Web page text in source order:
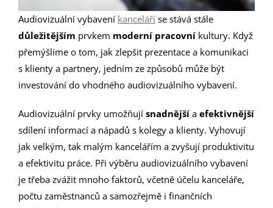
Audiovizuální vybavení kanceláří se stává stále
důležitějším prvkem moderní pracovní kultury. Když
přemýšlíme o tom, jak zlepšit prezentace a komunikaci
s klienty a partnery, jedním ze způsobů může být
investování do vhodného audiovizuálního vybavení.
Audiovizuální prvky umožňují snadnější a efektivnější
sdílení informací a nápadů s kolegy a klienty. Vyhovují
jak velkým, tak malým kancelářím a zvyšují produktivitu
a efektivitu práce. Při výběru audiovizuálního vybavení
je třeba zvážit mnoho faktorů, včetně účelu kanceláře,
počtu zaměstnanců a samozřejmě i finančních